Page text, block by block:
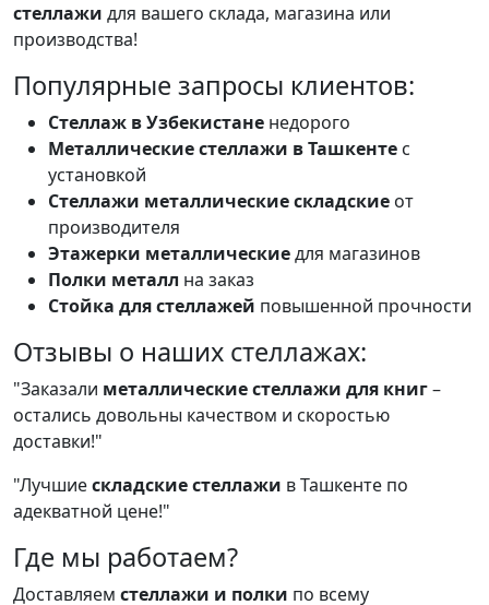
стеллажи для вашего склада, магазина или
производства!
Популярные запросы клиентов:
Стеллаж в Узбекистане недорого
Металлические стеллажи в Ташкенте с
установкой
Стеллажи металлические складские от
производителя
Этажерки металлическиедля магазинов
Полки металл на заказ
Стойка для стеллажей повышенной прочности
Отзывы о наших стеллажах:
"Заказали металлические стеллажи для книг–
остались довольны качеством и скоростью
доставки!"
"Лучшиескладские стеллажи в Ташкенте по
адекватной цене!"
Где мы работаем?
Доставляем стеллажи и полки по всему